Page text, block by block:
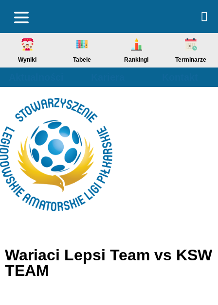
Wyniki Tabele Rankingi Terminarze
Wariaci Lepsi Team vs KSW
TEAM